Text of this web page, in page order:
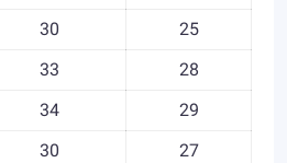
30
25
33
28
34
29
30
27